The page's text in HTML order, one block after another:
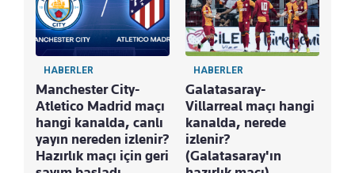
HABERLER
Manchester City-
Atletico Madrid maçı
hangi kanalda, canlı
yayın nereden izlenir?
Hazırlık maçı için geri
HABERLER
Galatasaray-
Villarreal maçı hangi
kanalda, nerede
izlenir?
(Galatasaray'ın